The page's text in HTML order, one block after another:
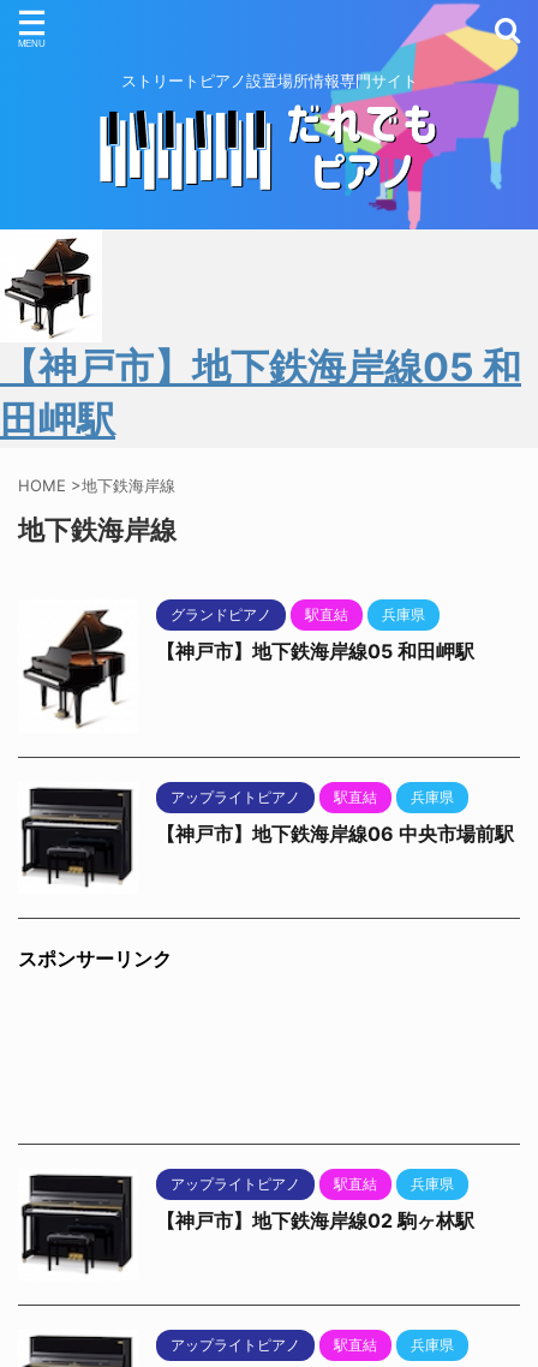
ストリートピアノ設置場所情報専門サイト
【神戸市】地下鉄海岸線05 和
田岬駅
HOME >地下鉄海岸線
地下鉄海岸線
グランドピアノ 駅直結 兵庫県
【神戸市】地下鉄海岸線05 和田岬駅
アップライトピアノ 駅直結 兵庫県
【神戸市】地下鉄海岸線06 中央市場前駅
スポンサーリンク
アップライトピアノ 駅直結 兵庫県
【神戸市】地下鉄海岸線02 駒ヶ林駅
アップライトピアノ 駅直結 兵庫県